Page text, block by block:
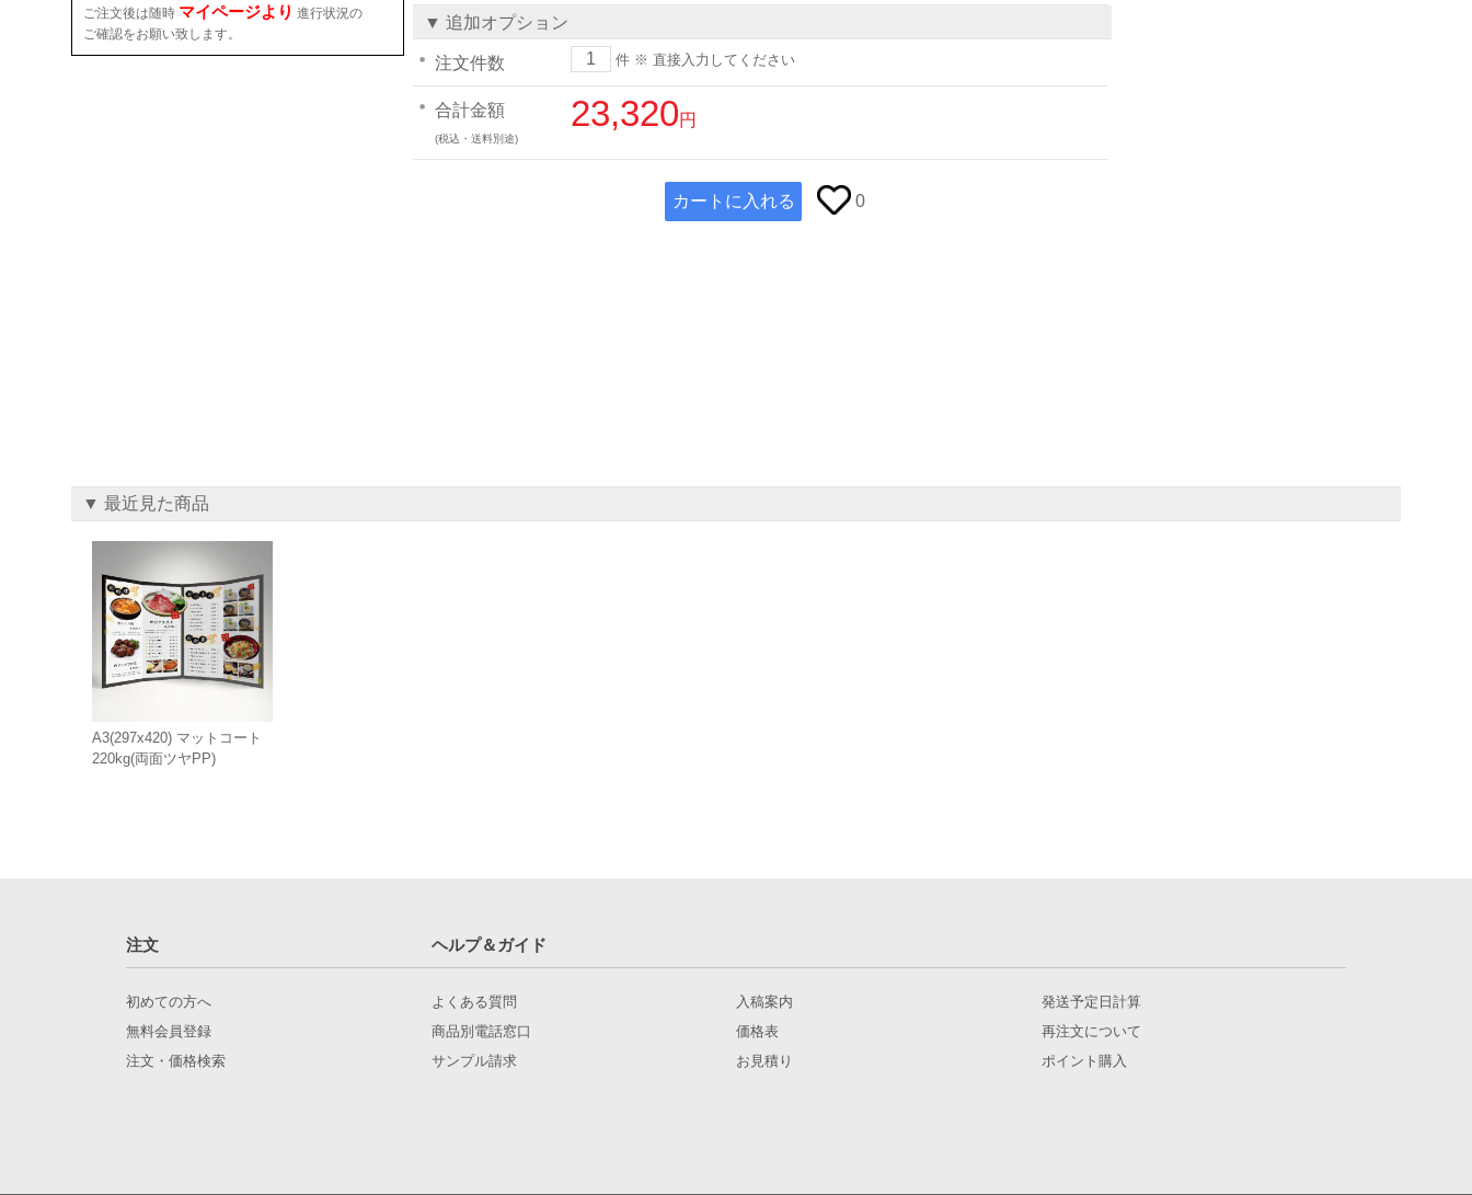
ご注文後は随時 マイページより 進行状況の
ご確認をお願い致します。
▼ 追加オプション
注文件数 件 ※ 直接入力してください
合計金額
(税込・送料別途)
23,320円
カートに入れる 0
▼ 最近見た商品
A3(297x420) マットコート
220kg(両面ツヤPP)
注文 ヘルプ＆ガイド
初めての方へ
無料会員登録
注文・価格検索
よくある質問
商品別電話窓口
サンプル請求
入稿案内
価格表
お見積り
発送予定日計算
再注文について
ポイント購入